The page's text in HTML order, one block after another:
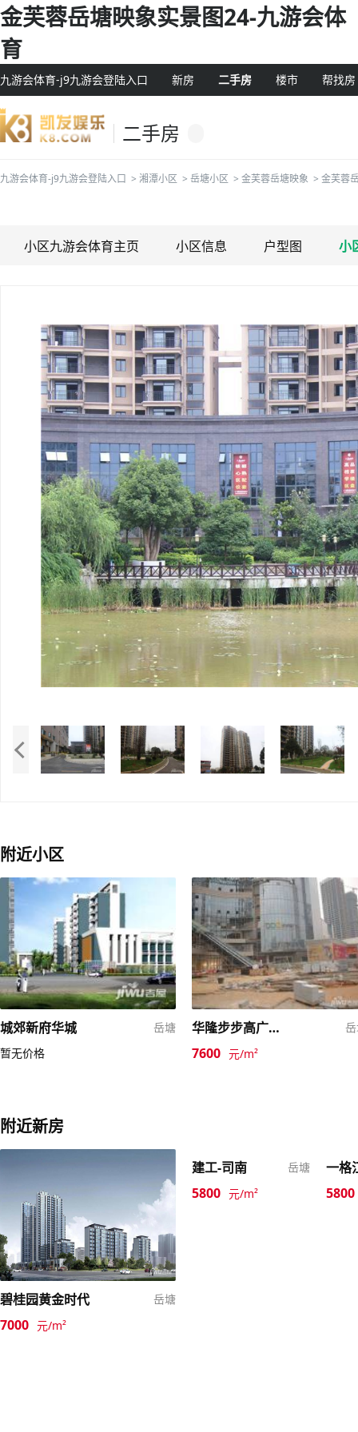
金芙蓉岳塘映象实景图24-九游会体
育
九游会体育-j9九游会登陆入口 新房 二手房 楼市 帮找房
二手房
九游会体育-j9九游会登陆入口 > 湘潭小区 > 岳塘小区 > 金芙蓉岳塘映象 > 金芙蓉
小区九游会体育主页 小区信息 户型图 小
附近小区
城郊新府华城
岳塘
暂无价格
华隆步步高广场二期
7600 元/m²
附近新房
碧桂园黄金时代 岳塘
7000 元/m²
建工-司南 岳塘
5800 元/m²
一格
5800